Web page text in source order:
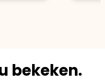
bekeken.